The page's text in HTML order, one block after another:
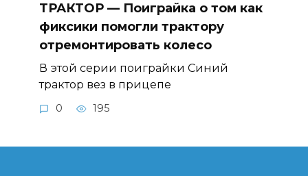
ТРАКТОР — Поиграйка о том как
фиксики помогли трактору
отремонтировать колесо
В этой серии поиграйки Синий
трактор вез в прицепе
0 195